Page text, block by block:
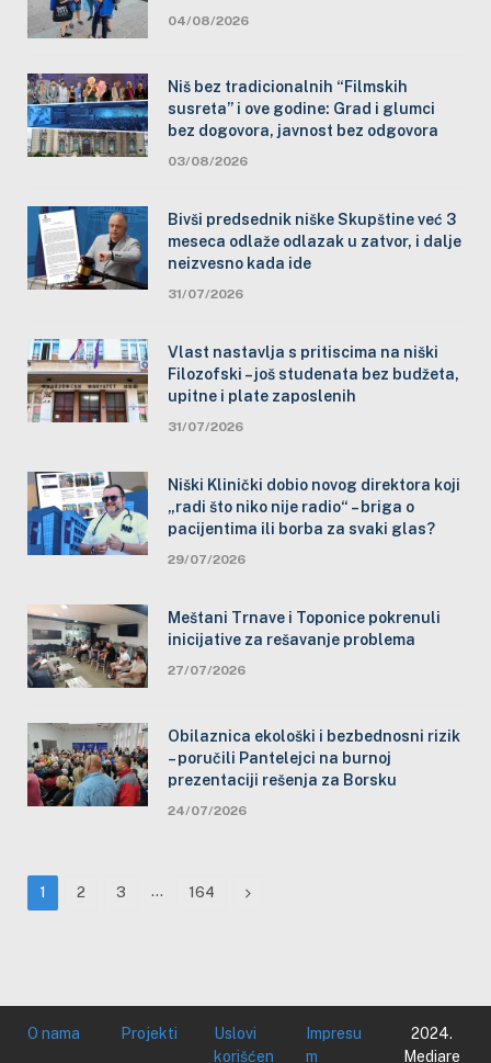
04/08/2026
Niš bez tradicionalnih “Filmskih
susreta” i ove godine: Grad i glumci
bez dogovora, javnost bez odgovora
03/08/2026
Bivši predsednik niške Skupštine već 3
meseca odlaže odlazak u zatvor, i dalje
neizvesno kada ide
31/07/2026
Vlast nastavlja s pritiscima na niški
Filozofski – još studenata bez budžeta,
upitne i plate zaposlenih
31/07/2026
Niški Klinički dobio novog direktora koji
„radi što niko nije radio“ – briga o
pacijentima ili borba za svaki glas?
29/07/2026
Meštani Trnave i Toponice pokrenuli
inicijative za rešavanje problema
27/07/2026
Obilaznica ekološki i bezbednosni rizik
– poručili Pantelejci na burnoj
prezentaciji rešenja za Borsku
24/07/2026
1 2 3 … 164 Next
O nama Projekti
Uslovi
korišćen
Impresu
m
2024.
Mediare